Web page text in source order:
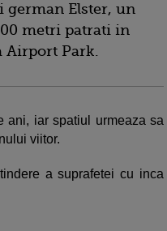
german Elster, un
metri patrati in
Airport Park.
ani, iar spatiul urmeaza sa
viitor.
a suprafetei cu inca